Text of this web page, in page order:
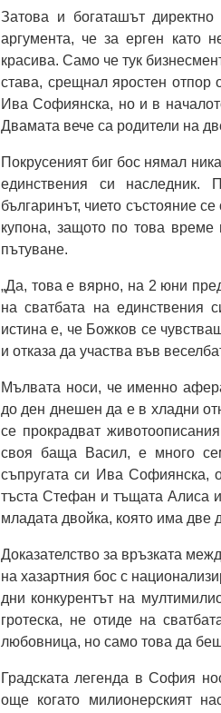
Затова и богаташът
аргумента, че за ерген като
красива. Само че тук
става, срещнал яростен
Ива Софиянска, но и в
Двамата вече са родители на
Покрусеният биг бос нямал
единствения си наследник.
българинът, чието състояние
купона, защото по това
пътуване.
„Да, това е вярно, на 2 юни
на сватбата на единствения
истина е, че Божков се
и отказа да участва във
Мълвата носи, че именно
до ден днешен да е в хладни
се прокрадват
своя баща Васил, е много
съпругата си Ива Софиянска,
тъста Стефан и тъщата Алиса
младата двойка, която има две
Доказателство за връзката
на хазартния бос с
дни конкурентът на
гротеска, не отиде на
любовница, но само това да
Градската легенда в София
още когато милионерският